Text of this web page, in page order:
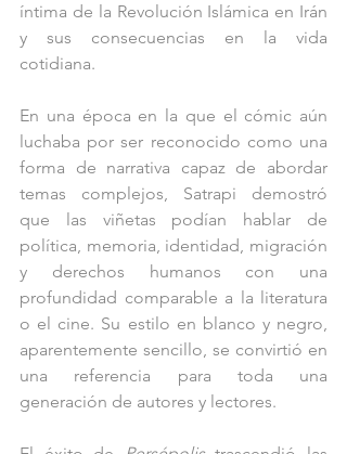
íntima de la Revolución Islámica en Irán
y sus consecuencias en la vida
cotidiana.
En una época en la que el cómic aún
luchaba por ser reconocido como una
forma de narrativa capaz de abordar
temas complejos, Satrapi demostró
que las viñetas podían hablar de
política, memoria, identidad, migración
y derechos humanos con una
profundidad comparable a la literatura
o el cine. Su estilo en blanco y negro,
aparentemente sencillo, se convirtió en
una referencia para toda una
generación de autores y lectores.